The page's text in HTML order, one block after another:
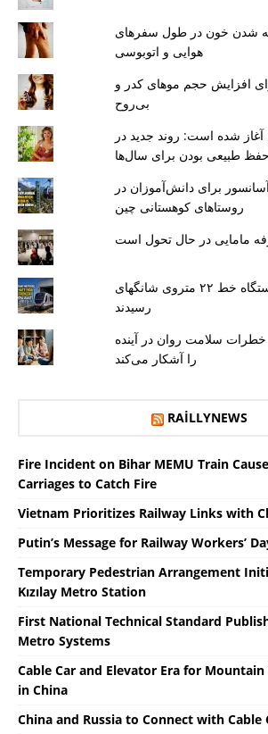
شدن خون در طول سفرهای
هوایی و اتوبوسی
افزایش حجم موهای کدر و
بی‌روح
شده است: روند جدید در
طبیعی بودن برای سال‌ها
برای دانش‌آموزان در
روستاهای کوهستانی چین
مامایی در حال تحول است
اولین قطارها به ایستگاه خط ۲۲ متروی شانگهای
رسیدند
سلامت روان در آینده
را آشکار می‌کند
RAILLYNEWS
Fire Incident on Bihar MEMU Train
Carriages to Catch Fire
Vietnam Prioritizes Railway Links with
Putin’s Message for Railway Workers’
Temporary Pedestrian Arrangement
Kızılay Metro Station
First National Technical Standard
Metro Systems
Cable Car and Elevator Era for
in China
China and Russia to Connect with Cable